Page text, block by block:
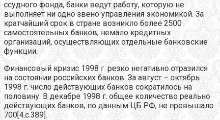
ссудного фонда, банки ведут работу, которую не
выполняет ни одно звено управления экономикой. За
кратчайший срок в стране возникло более 2500
самостоятельных банков, немало кредитных
организаций, осуществляющих отдельные банковские
функции.
Финансовый кризис 1998 г. резко негативно отразился
на состоянии российских банков. За август – октябрь
1998 г. число действующих банков сократилось на
половину. В декабре 1998 г. общее количество реально
действующих банков, по данным ЦБ РФ, не превышало
700[4.c.389].